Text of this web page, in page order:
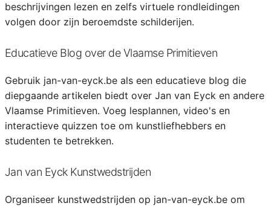
beschrijvingen lezen en zelfs virtuele rondleidingen
volgen door zijn beroemdste schilderijen.
Educatieve Blog over de Vlaamse Primitieven
Gebruik jan-van-eyck.be als een educatieve blog die
diepgaande artikelen biedt over Jan van Eyck en andere
Vlaamse Primitieven. Voeg lesplannen, video's en
interactieve quizzen toe om kunstliefhebbers en
studenten te betrekken.
Jan van Eyck Kunstwedstrijden
Organiseer kunstwedstrijden op jan-van-eyck.be om